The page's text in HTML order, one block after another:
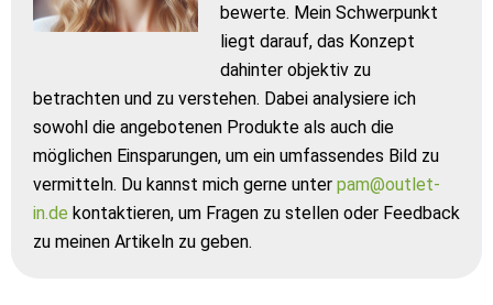
bewerte. Mein Schwerpunkt
liegt darauf, das Konzept
dahinter objektiv zu
betrachten und zu verstehen. Dabei analysiere ich
sowohl die angebotenen Produkte als auch die
möglichen Einsparungen, um ein umfassendes Bild zu
vermitteln. Du kannst mich gerne unter pam@outlet-
in.de kontaktieren, um Fragen zu stellen oder Feedback
zu meinen Artikeln zu geben.